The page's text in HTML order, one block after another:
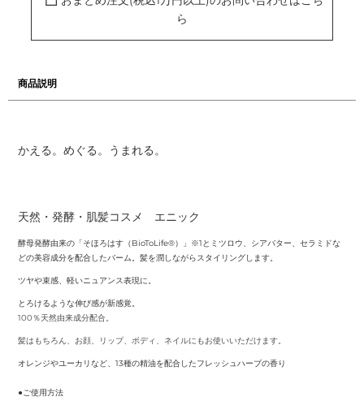
ら
商品説明
かえる。めぐる。うまれる。
天然・発酵・肌髪コスメ エニック
酵母発酵由来の「そほろはす（BioToLife®）」※1とミツロウ、シアバター、セラミドな
どの美容成分を配合したバーム。髪を潤しながらスタイリングします。
ツヤや束感、軽いニュアンス表現に。
とろけるような伸び感が新感覚。
100％天然由来成分配合。
髪はもちろん、お顔、リップ、ボディ、ネイルにもお使いいただけます。
オレンジやユーカリなど、13種の精油を配合したフレッシュハーブの香り
●ご使用方法